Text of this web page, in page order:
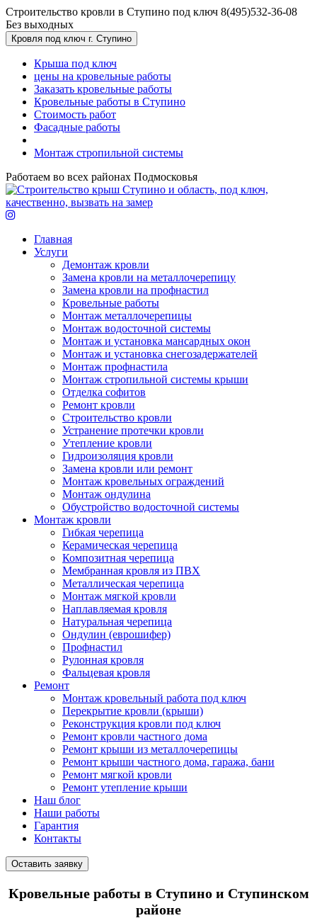
Перейти к основному содержанию
Строительство кровли в Ступино под ключ 8(495)532-36-08
Без выходных
Кровля под ключ г. Ступино
Крыша под ключ
цены на кровельные работы
Заказать кровельные работы
Кровельные работы в Ступино
Стоимость работ
Фасадные работы
Монтаж стропильной системы
Работаем во всех районах Подмосковья
Главная
Услуги
Демонтаж кровли
Замена кровли на металлочерепицу
Замена кровли на профнастил
Кровельные работы
Монтаж металлочерепицы
Монтаж водосточной системы
Монтаж и установка мансардных окон
Монтаж и установка снегозадержателей
Монтаж профнастила
Монтаж стропильной системы крыши
Отделка софитов
Ремонт кровли
Строительство кровли
Устранение протечки кровли
Утепление кровли
Гидроизоляция кровли
Замена кровли или ремонт
Монтаж кровельных ограждений
Монтаж ондулина
Обустройство водосточной системы
Монтаж кровли
Гибкая черепица
Керамическая черепица
Композитная черепица
Мембранная кровля из ПВХ
Металлическая черепица
Монтаж мягкой кровли
Наплавляемая кровля
Натуральная черепица
Ондулин (еврошифер)
Профнастил
Рулонная кровля
Фальцевая кровля
Ремонт
Монтаж кровельный работа под ключ
Перекрытие кровли (крыши)
Реконструкция кровли под ключ
Ремонт кровли частного дома
Ремонт крыши из металлочерепицы
Ремонт крыши частного дома, гаража, бани
Ремонт мягкой кровли
Ремонт утепление крыши
Наш блог
Наши работы
Гарантия
Контакты
Оставить заявку
Кровельные работы в Ступино и Ступинском
районе